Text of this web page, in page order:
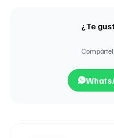
¿Te